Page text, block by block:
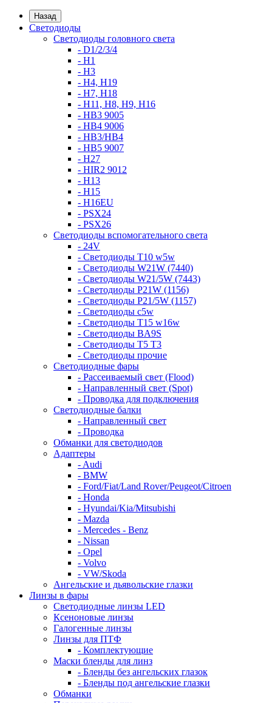
Назад
Светодиоды
Светодиоды головного света
- D1/2/3/4
- H1
- H3
- H4, H19
- H7, H18
- H11, H8, H9, H16
- HB3 9005
- HB4 9006
- HB3/HB4
- HB5 9007
- H27
- HIR2 9012
- H13
- H15
- H16EU
- PSX24
- PSX26
Светодиоды вспомогательного света
- 24V
- Светодиоды T10 w5w
- Светодиоды W21W (7440)
- Светодиоды W21/5W (7443)
- Светодиоды P21W (1156)
- Светодиоды P21/5W (1157)
- Светодиоды c5w
- Светодиоды T15 w16w
- Светодиоды BA9S
- Светодиоды T5 T3
- Светодиоды прочие
Светодиодные фары
- Рассеиваемый свет (Flood)
- Направленный свет (Spot)
- Проводка для подключения
Светодиодные балки
- Направленный свет
- Проводка
Обманки для светодиодов
Адаптеры
- Audi
- BMW
- Ford/Fiat/Land Rover/Peugeot/Citroen
- Honda
- Hyundai/Kia/Mitsubishi
- Mazda
- Mercedes - Benz
- Nissan
- Opel
- Volvo
- VW/Skoda
Ангельские и дьявольские глазки
Линзы в фары
Светодиодные линзы LED
Ксеноновые линзы
Галогенные линзы
Линзы для ПТФ
- Комплектующие
Маски бленды для линз
- Бленды без ангельских глазок
- Бленды под ангельские глазки
Обманки